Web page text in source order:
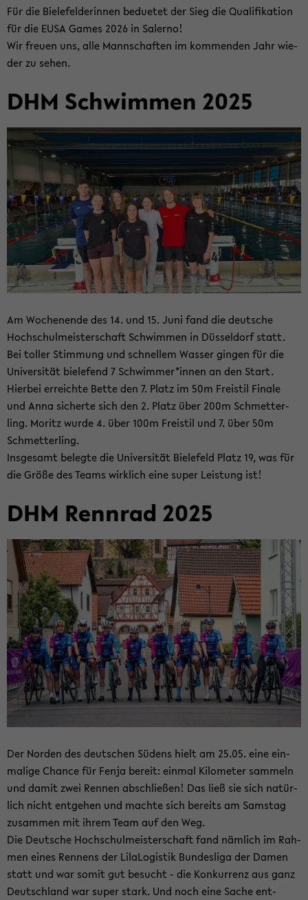
Für die Bie­le­fel­de­rin­nen be­due­tet der Sieg die Qua­li­fi­ka­ti­on
für die EUSA Games 2026 in Sa­ler­no!
Wir freu­en uns, alle Mann­schaf­ten im kom­men­den Jahr wie­
der zu sehen.
DHM Schwim­men 2025
Am Wo­chen­en­de des 14. und 15. Juni fand die deut­sche
Hoch­schul­meis­ter­schaft Schwim­men in Düs­sel­dorf statt.
Bei tol­ler Stim­mung und schnel­lem Was­ser gin­gen für die
Uni­ver­si­tät bie­le­fend 7 Schwim­mer*innen an den Start.
Hier­bei er­reich­te Bette den 7. Platz im 50m Frei­stil Fi­na­le
und Anna si­cher­te sich den 2. Platz über 200m Schmet­ter­
ling. Mo­ritz wurde 4. über 100m Frei­stil und 7. über 50m
Schmet­ter­ling.
Ins­ge­samt be­leg­te die Uni­ver­si­tät Bie­le­feld Platz 19, was für
die Größe des Teams wirk­lich eine super Leis­tung ist!
DHM Renn­rad 2025
Der Nor­den des deut­schen Sü­dens hielt am 25.05. eine ein­
ma­li­ge Chan­ce für Fenja be­reit: ein­mal Ki­lo­me­ter sam­meln
und damit zwei Ren­nen ab­schlie­ßen! Das ließ sie sich na­tür­
lich nicht ent­ge­hen und mach­te sich be­reits am Sams­tag
zu­sam­men mit ihrem Team auf den Weg.
Die Deut­sche Hoch­schul­meis­ter­schaft fand näm­lich im Rah­
men eines Ren­nens der Li­la­Lo­gis­tik Bun­des­li­ga der Damen
statt und war somit gut be­sucht - die Kon­kur­renz aus ganz
Deutsch­land war super stark. Und noch eine Sache ent­